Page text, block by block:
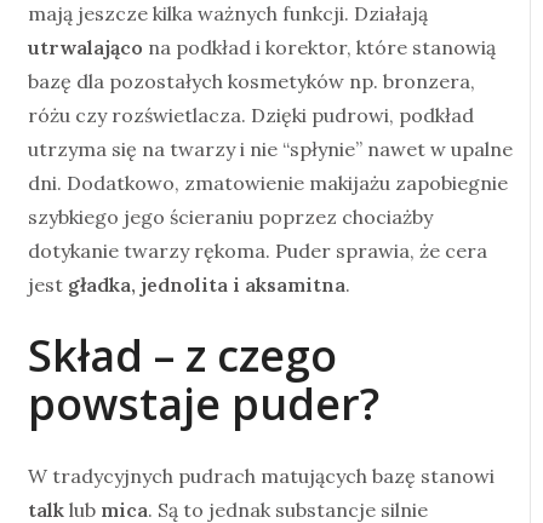
mają jeszcze kilka ważnych funkcji. Działają
utrwalająco na podkład i korektor, które stanowią
bazę dla pozostałych kosmetyków np. bronzera,
różu czy rozświetlacza. Dzięki pudrowi, podkład
utrzyma się na twarzy i nie “spłynie” nawet w upalne
dni. Dodatkowo, zmatowienie makijażu zapobiegnie
szybkiego jego ścieraniu poprzez chociażby
dotykanie twarzy rękoma. Puder sprawia, że cera
jest gładka, jednolita i aksamitna.
Skład – z czego
powstaje puder?
W tradycyjnych pudrach matujących bazę stanowi
talk lub mica. Są to jednak substancje silnie